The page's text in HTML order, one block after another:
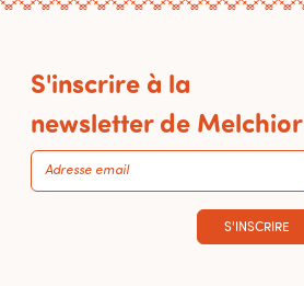
S'inscrire à la
newsletter de Melchior
S'INSCRIRE